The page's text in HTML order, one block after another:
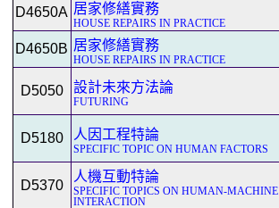
D4650A 居家修繕實務
HOUSE REPAIRS IN PRACTICE
D4650B 居家修繕實務
HOUSE REPAIRS IN PRACTICE
D5050 設計未來方法論
FUTURING
D5180 人因工程特論
SPECIFIC TOPIC ON HUMAN FACTORS
D5370
人機互動特論
SPECIFIC TOPICS ON HUMAN-MACHINE
INTERACTION